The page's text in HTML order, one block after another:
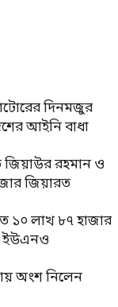
দিনমজুর
আইনি বাধা
জিয়াউর রহমান ও
জিয়ারত
১০ লাখ ৮৭ হাজার
ইউএনও
অংশ নিলেন